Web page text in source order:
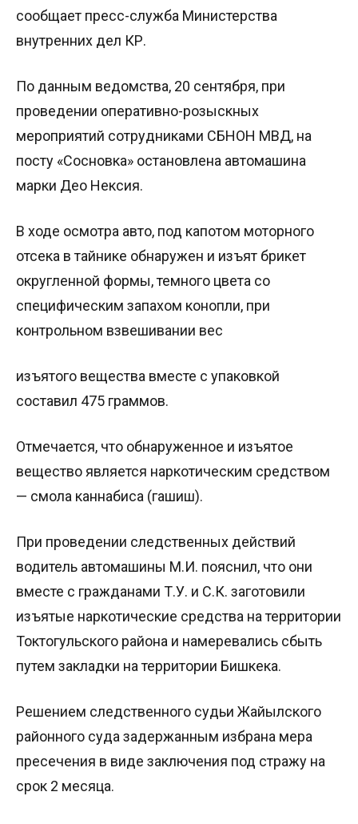
сообщает пресс-служба Министерства
внутренних дел КР.
По данным ведомства, 20 сентября, при
проведении оперативно-розыскных
мероприятий сотрудниками СБНОН МВД, на
посту «Сосновка» остановлена автомашина
марки Део Нексия.
В ходе осмотра авто, под капотом моторного
отсека в тайнике обнаружен и изъят брикет
округленной формы, темного цвета со
специфическим запахом конопли, при
контрольном взвешивании вес
изъятого вещества вместе с упаковкой
составил 475 граммов.
Отмечается, что обнаруженное и изъятое
вещество является наркотическим средством
— смола каннабиса (гашиш).
При проведении следственных действий
водитель автомашины М.И. пояснил, что они
вместе с гражданами Т.У. и С.К. заготовили
изъятые наркотические средства на территории
Токтогульского района и намеревались сбыть
путем закладки на территории Бишкека.
Решением следственного судьи Жайылского
районного суда задержанным избрана мера
пресечения в виде заключения под стражу на
срок 2 месяца.